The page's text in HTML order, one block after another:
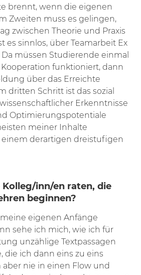
brennt, wenn die eigenen
Zweiten muss es gelingen,
zwischen Theorie und Praxis
es sinnlos, über Teamarbeit Ex
müssen Studierende einmal
funktioniert, dann
über das Erreichte
dritten Schritt ist das sozial
Erkenntnisse
Optimierungspotentiale
meiner Inhalte
derartigen dreistufigen
Kolleg/inn/en raten, die
beginnen?
eigenen Anfänge
sehe ich mich, wie ich für
unzählige Textpassagen
die ich dann eins zu eins
aber nie in einen Flow und